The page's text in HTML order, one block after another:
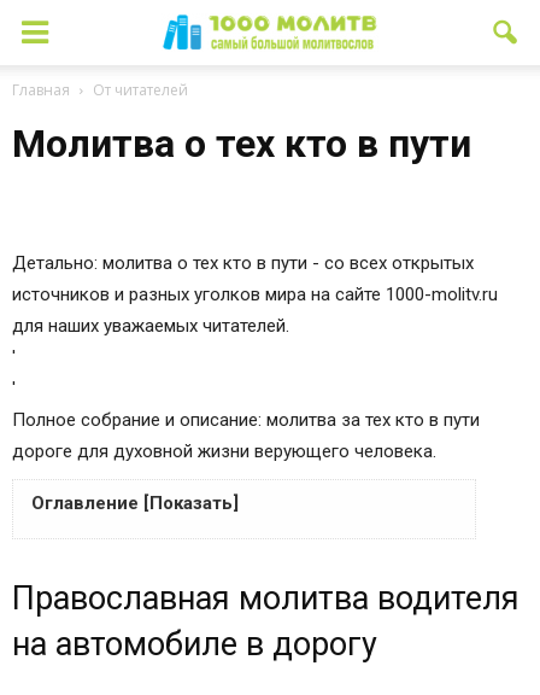
Главная От читателей
Молитва о тех кто в пути
Детально: молитва о тех кто в пути - со всех открытых
источников и разных уголков мира на сайте 1000-molitv.ru
для наших уважаемых читателей.
'
'
Полное собрание и описание: молитва за тех кто в пути
дороге для духовной жизни верующего человека.
Оглавление [Показать]
в дорогу
Каким святым молиться, отправляясь в дорогу
Место расположения автоикон
Православная молитва водителя
на автомобиле в дорогу